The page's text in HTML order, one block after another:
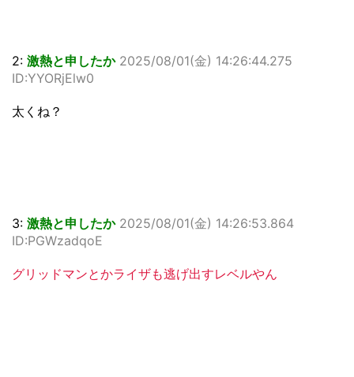
2: 激熱と申したか 2025/08/01(金) 14:26:44.275
ID:YYORjElw0
太くね？
3: 激熱と申したか 2025/08/01(金) 14:26:53.864
ID:PGWzadqoE
グリッドマンとかライザも逃げ出すレベルやん